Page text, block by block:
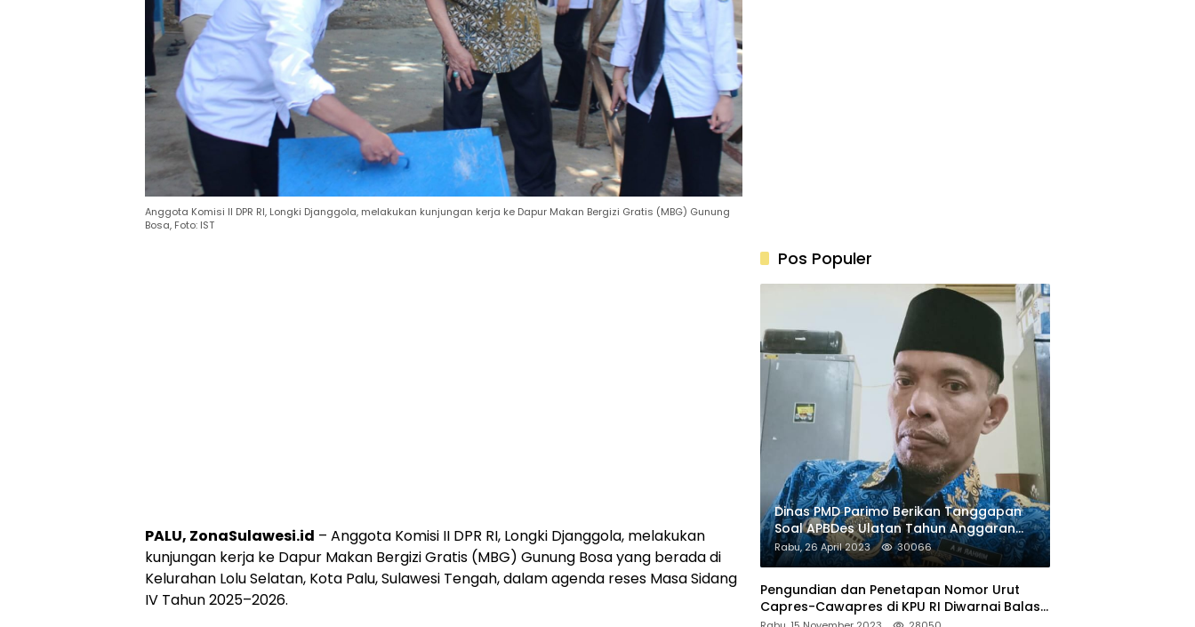
Anggota Komisi II DPR RI, Longki Djanggola, melakukan kunjungan kerja ke Dapur Makan Bergizi Gratis (MBG) Gunung
Bosa, Foto: IST
PALU, ZonaSulawesi.id – Anggota Komisi II DPR RI, Longki Djanggola, melakukan
kunjungan kerja ke Dapur Makan Bergizi Gratis (MBG) Gunung Bosa yang berada di
Kelurahan Lolu Selatan, Kota Palu, Sulawesi Tengah, dalam agenda reses Masa Sidang
IV Tahun 2025–2026.
Pos Populer
Dinas PMD Parimo Berikan Tanggapan
Soal APBDes Ulatan Tahun Anggaran
2023
Rabu, 26 April 2023 30066
Pengundian dan Penetapan Nomor Urut
Capres-Cawapres di KPU RI Diwarnai Balas